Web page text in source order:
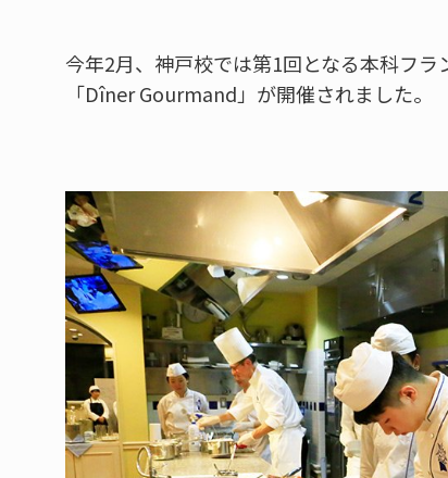
今年2月、神戸校では第1回となる本科フ
「Dîner Gourmand」が開催されました。